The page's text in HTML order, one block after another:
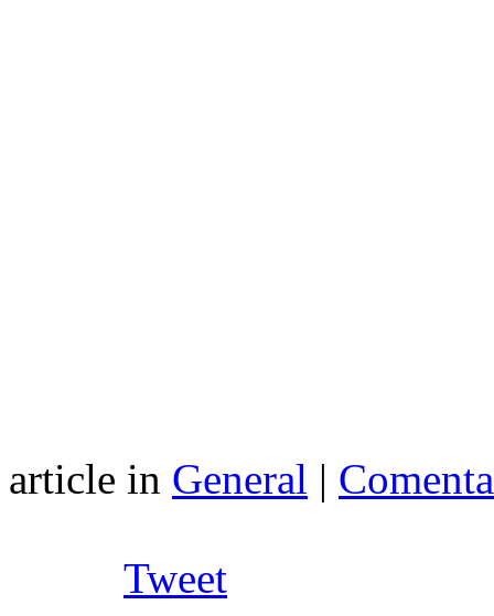
article in General |
Tweet